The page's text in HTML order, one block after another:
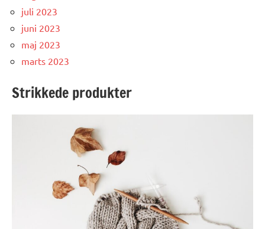
juli 2023
juni 2023
maj 2023
marts 2023
Strikkede produkter